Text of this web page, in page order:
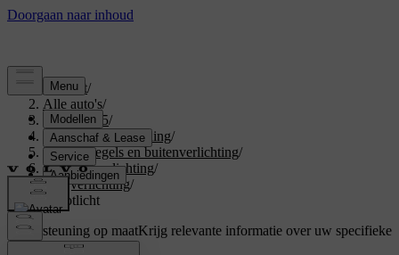
Support/
Alle auto's/
EX40 2025/
Gebruikershandleiding/
Zicht, spiegels en buitenverlichting/
Exterieurverlichting/
Rijverlichting/
Grootlicht
Ondersteuning op maatKrijg relevante informatie over uw specifieke
auto.